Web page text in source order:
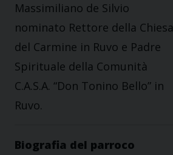
Massimiliano de Silvio
nominato Rettore della Chiesa
del Carmine in Ruvo e Padre
Spirituale della Comunità
C.A.S.A. “Don Tonino Bello” in
Ruvo.
Biografia del parroco